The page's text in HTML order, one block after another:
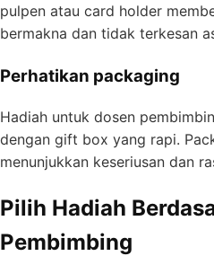
pulpen atau card holder
bermakna dan tidak terkesan
Perhatikan packaging
Hadiah untuk dosen
dengan gift box yang rapi.
menunjukkan keseriusan dan
Pilih Hadiah
Pembimbing